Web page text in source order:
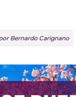
Bernardo Carignano